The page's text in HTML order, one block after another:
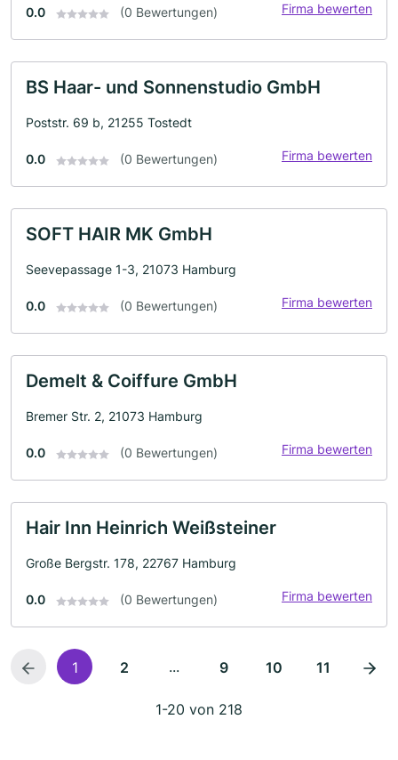
0.0 (0 Bewertungen) Firma bewerten
BS Haar- und Sonnenstudio GmbH
Poststr. 69 b, 21255 Tostedt
0.0 (0 Bewertungen) Firma bewerten
SOFT HAIR MK GmbH
Seevepassage 1-3, 21073 Hamburg
0.0 (0 Bewertungen) Firma bewerten
Demelt & Coiffure GmbH
Bremer Str. 2, 21073 Hamburg
0.0 (0 Bewertungen) Firma bewerten
Hair Inn Heinrich Weißsteiner
Große Bergstr. 178, 22767 Hamburg
0.0 (0 Bewertungen) Firma bewerten
1 2 ... 9 10 11
1-20 von 218